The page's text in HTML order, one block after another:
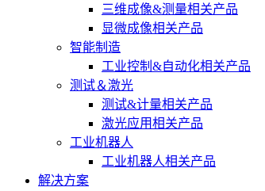
三维成像&测量相关产品
显微成像相关产品
智能制造
工业控制&自动化相关产品
测试＆激光
测试&计量相关产品
激光应用相关产品
工业机器人
工业机器人相关产品
解决方案